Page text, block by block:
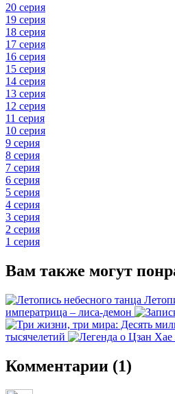
20 серия
19 серия
18 серия
17 серия
16 серия
15 серия
14 серия
13 серия
12 серия
11 серия
10 серия
9 серия
8 серия
7 серия
6 серия
5 серия
4 серия
3 серия
2 серия
1 серия
Вам также могут
императрица – лиса-демон
тысячелетий
Комментарии (1)